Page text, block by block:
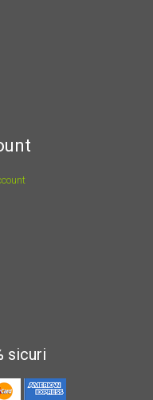
sicuri